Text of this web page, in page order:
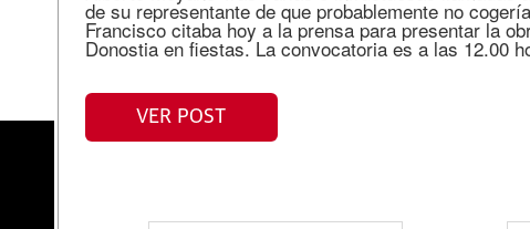
de su representante de que probablemente no
Francisco citaba hoy a la prensa para presentar la
Donostia en fiestas. La convocatoria es a las 12.00
VER POST